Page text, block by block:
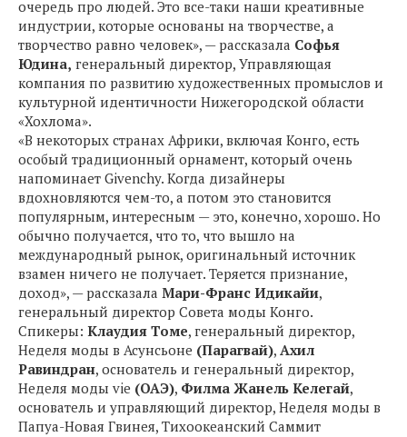
очередь про людей. Это все-таки наши креативные
индустрии, которые основаны на творчестве, а
творчество равно человек», — рассказала Софья
Юдина, генеральный директор, Управляющая
компания по развитию художественных промыслов и
культурной идентичности Нижегородской области
«Хохлома».
«В некоторых странах Африки, включая Конго, есть
особый традиционный орнамент, который очень
напоминает Givenchy. Когда дизайнеры
вдохновляются чем-то, а потом это становится
популярным, интересным — это, конечно, хорошо. Но
обычно получается, что то, что вышло на
международный рынок, оригинальный источник
взамен ничего не получает. Теряется признание,
доход», — рассказала Мари-Франс Идикайи,
генеральный директор Совета моды Конго.
Спикеры: Клаудия Томе, генеральный директор,
Неделя моды в Асунсьоне (Парагвай), Ахил
Равиндран, основатель и генеральный директор,
Неделя моды vie (ОАЭ), Филма Жанель Келегай,
основатель и управляющий директор, Неделя моды в
Папуа-Новая Гвинея, Тихоокеанский Саммит